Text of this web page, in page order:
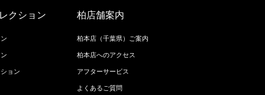
クション
ョン
柏店舗案内
柏本店（千葉県）ご案内
柏本店へのアクセス
アフターサービス
よくあるご質問